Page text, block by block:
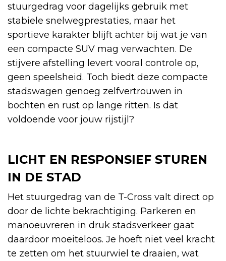
stuurgedrag voor dagelijks gebruik met
stabiele snelwegprestaties, maar het
sportieve karakter blijft achter bij wat je van
een compacte SUV mag verwachten. De
stijvere afstelling levert vooral controle op,
geen speelsheid. Toch biedt deze compacte
stadswagen genoeg zelfvertrouwen in
bochten en rust op lange ritten. Is dat
voldoende voor jouw rijstijl?
LICHT EN RESPONSIEF STUREN
IN DE STAD
Het stuurgedrag van de T-Cross valt direct op
door de lichte bekrachtiging. Parkeren en
manoeuvreren in druk stadsverkeer gaat
daardoor moeiteloos. Je hoeft niet veel kracht
te zetten om het stuurwiel te draaien, wat